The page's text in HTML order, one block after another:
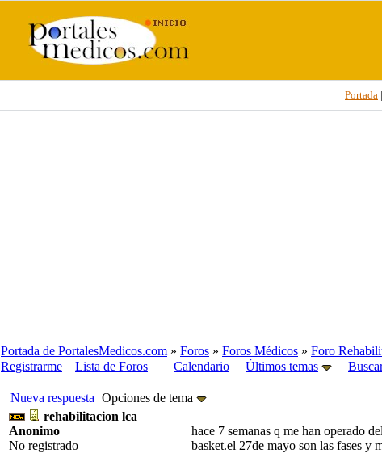
Portada |
Portada de PortalesMedicos.com » Foros » Foros Médicos » Foro
Registrarme
Lista de Foros Calendario Últimos temas
Nueva respuesta Opciones de tema
rehabilitacion lca
Anonimo
No registrado
hace 7 semanas q me han operado
basket.el 27de mayo son las fases y